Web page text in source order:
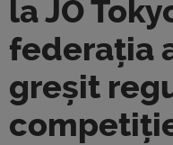
la JO
federația
greșit